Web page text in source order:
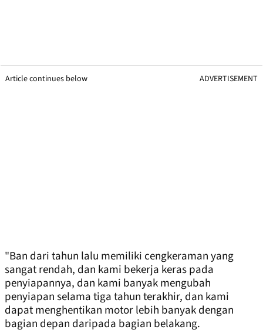
Article continues below ADVERTISEMENT
"Ban dari tahun lalu memiliki cengkeraman yang
sangat rendah, dan kami bekerja keras pada
penyiapannya, dan kami banyak mengubah
penyiapan selama tiga tahun terakhir, dan kami
dapat menghentikan motor lebih banyak dengan
bagian depan daripada bagian belakang.